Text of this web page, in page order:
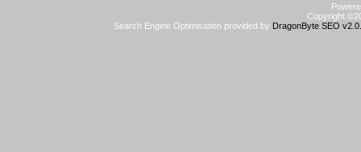
Copyright
Search Engine Optimisation provided by DragonByte SEO